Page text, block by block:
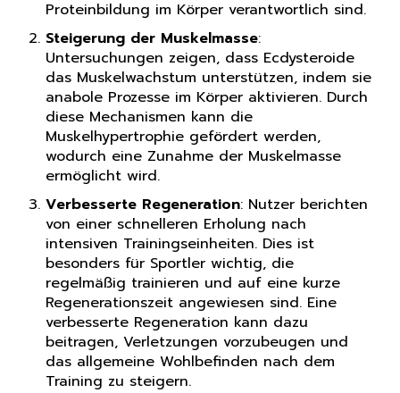
Proteinbildung im Körper verantwortlich sind.
Steigerung der Muskelmasse:
Untersuchungen zeigen, dass Ecdysteroide
das Muskelwachstum unterstützen, indem sie
anabole Prozesse im Körper aktivieren. Durch
diese Mechanismen kann die
Muskelhypertrophie gefördert werden,
wodurch eine Zunahme der Muskelmasse
ermöglicht wird.
Verbesserte Regeneration: Nutzer berichten
von einer schnelleren Erholung nach
intensiven Trainingseinheiten. Dies ist
besonders für Sportler wichtig, die
regelmäßig trainieren und auf eine kurze
Regenerationszeit angewiesen sind. Eine
verbesserte Regeneration kann dazu
beitragen, Verletzungen vorzubeugen und
das allgemeine Wohlbefinden nach dem
Training zu steigern.